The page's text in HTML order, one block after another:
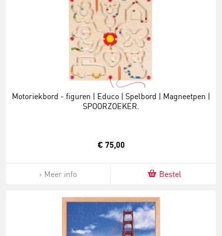
Motoriekbord - figuren | Educo | Spelbord | Magneetpen |
SPOORZOEKER.
€ 75,00
Meer info Bestel